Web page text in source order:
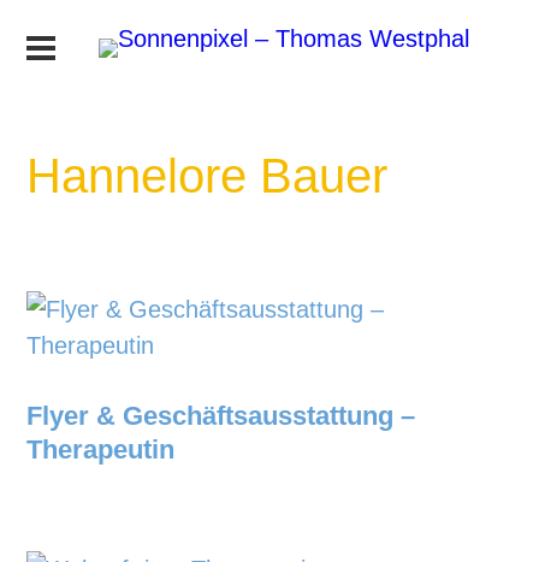
Hannelore Bauer
Flyer & Geschäftsausstattung –
Therapeutin